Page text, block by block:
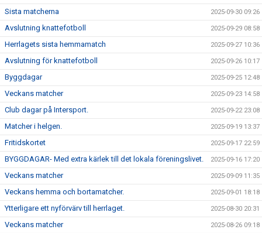
Sista matcherna 2025-09-30 09:26
Avslutning knattefotboll 2025-09-29 08:58
Herrlagets sista hemmamatch 2025-09-27 10:36
Avslutning för knattefotboll 2025-09-26 10:17
Byggdagar 2025-09-25 12:48
Veckans matcher 2025-09-23 14:58
Club dagar på Intersport. 2025-09-22 23:08
Matcher i helgen. 2025-09-19 13:37
Fritidskortet 2025-09-17 22:59
BYGGDAGAR- Med extra kärlek till det lokala föreningslivet. 2025-09-16 17:20
Veckans matcher 2025-09-09 11:35
Veckans hemma och bortamatcher. 2025-09-01 18:18
Ytterligare ett nyförvärv till herrlaget. 2025-08-30 20:31
Veckans matcher 2025-08-26 09:18